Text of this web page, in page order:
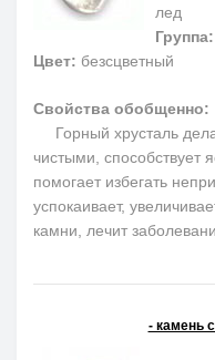
лед
Группа:
Цвет: безсцветный
Свойства обобщенно:
Горный хрусталь
чистыми, способствует
помогает избегать
успокаивает,
камни, лечит
- камень